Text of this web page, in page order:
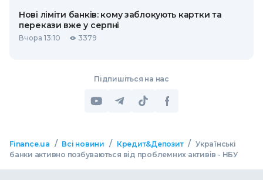
Нові ліміти банків: кому заблокують картки та
перекази вже у серпні
Вчора 13:10 3379
Підпишіться на нас
Finance.ua / Всі новини / Кредит&Депозит / Українські
банки активно позбуваються від проблемних активів - НБУ